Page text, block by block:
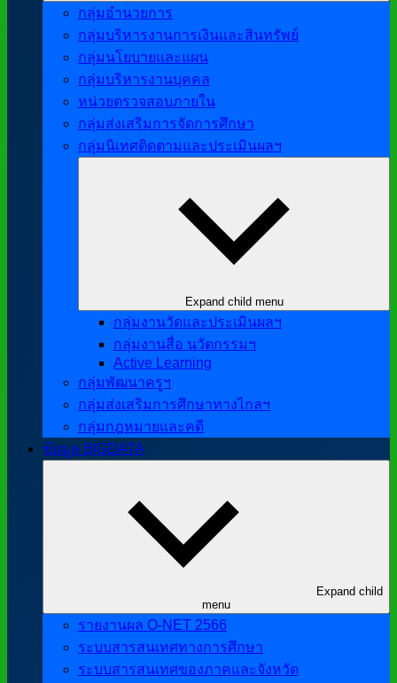
กลุ่มอำนวยการ
กลุ่มบริหารงานการเงินและสินทรัพย์
กลุ่มนโยบายและแผน
กลุ่มบริหารงานบุคคล
หน่วยตรวจสอบภายใน
กลุ่มส่งเสริมการจัดการศึกษา
กลุ่มนิเทศติดตามและประเมินผลฯ
Expand child menu
กลุ่มงานวัดและประเมินผลฯ
กลุ่มงานสื่อ นวัตกรรมฯ
Active Learning
กลุ่มพัฒนาครูฯ
กลุ่มส่งเสริมการศึกษาทางไกลฯ
กลุ่มกฎหมายและคดี
ข้อมูล BIGDATA
Expand child
menu
รายงานผล O-NET 2566
ระบบสารสนเทศทางการศึกษา
ระบบสารสนเทศของภาคและจังหวัด